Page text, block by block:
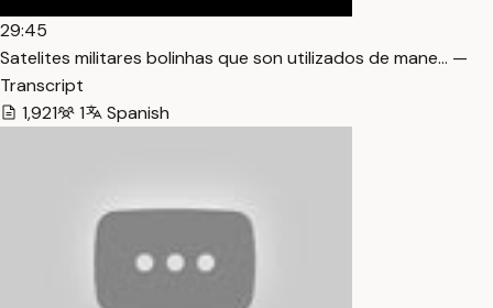
29:45
Satelites militares bolinhas que son utilizados de mane… —
Transcript
1,921
1 Spanish